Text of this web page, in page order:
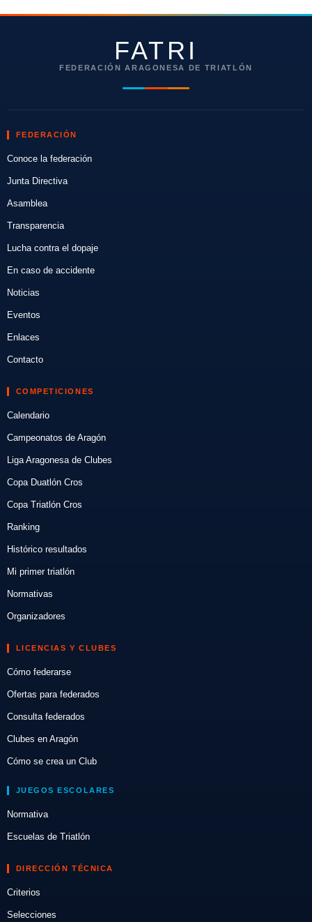
FATRI
FEDERACIÓN ARAGONESA DE TRIATLÓN
FEDERACIÓN
Conoce la federación
Junta Directiva
Asamblea
Transparencia
Lucha contra el dopaje
En caso de accidente
Noticias
Eventos
Enlaces
Contacto
COMPETICIONES
Calendario
Campeonatos de Aragón
Liga Aragonesa de Clubes
Copa Duatlón Cros
Copa Triatlón Cros
Ranking
Histórico resultados
Mi primer triatlón
Normativas
Organizadores
LICENCIAS Y CLUBES
Cómo federarse
Ofertas para federados
Consulta federados
Clubes en Aragón
Cómo se crea un Club
JUEGOS ESCOLARES
Normativa
Escuelas de Triatlón
DIRECCIÓN TÉCNICA
Criterios
Selecciones